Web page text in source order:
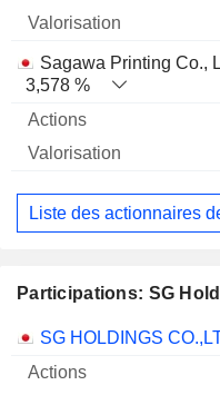
Sagawa Printing Co.,
3,578 %
Liste des actionnaires
Participations: SG
Nom Actions %
SG HOLDINGS